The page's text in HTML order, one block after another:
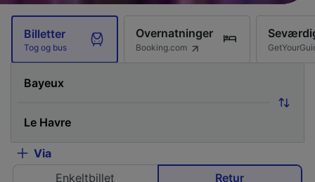
Billetter
Tog og bus
Overnatninger
Booking.com
Via
Enkeltbillet
Retur